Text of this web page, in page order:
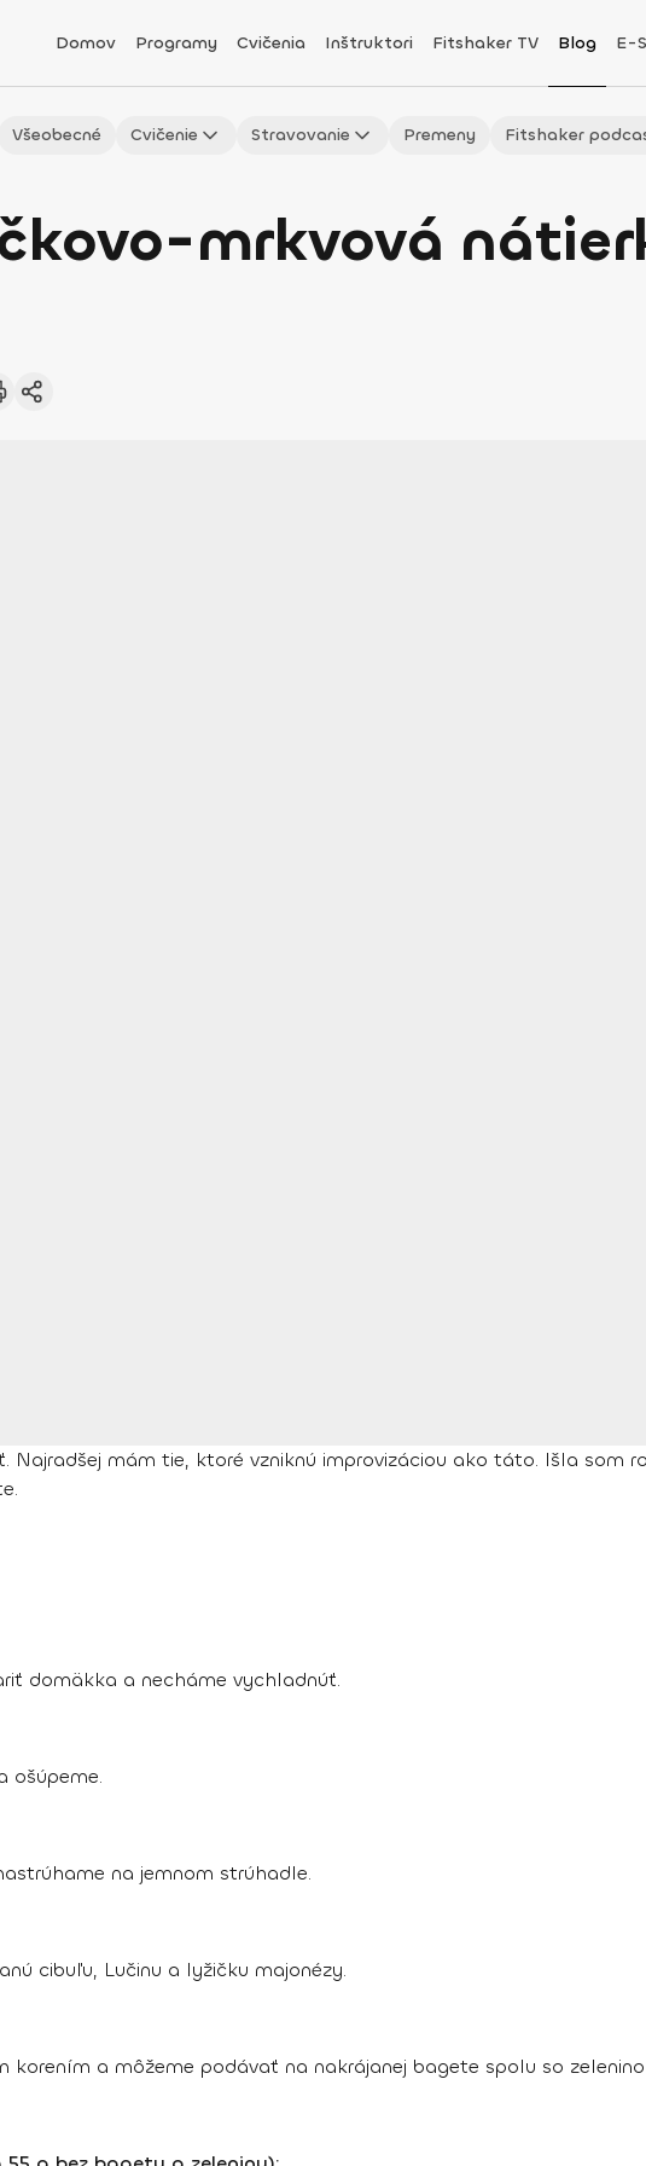
Domov Programy Cvičenia Inštruktori Fitshaker TV Blog E-
Všeobecné Cvičenie Stravovanie Premeny Fitshaker
mrkvová
Najradšej mám tie, ktoré vzniknú improvizáciou ako táto. Išla
domäkka a necháme vychladnúť.
ošúpeme.
na jemnom strúhadle.
cibuľu, Lučinu a lyžičku majonézy.
korením a môžeme podávať na nakrájanej bagete spolu so